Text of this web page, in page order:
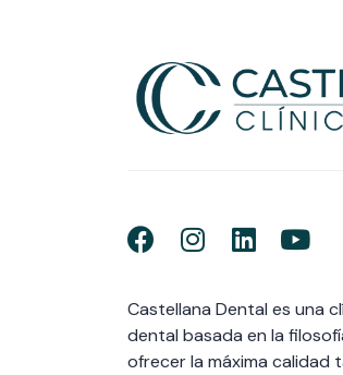
Castellana Dental es una
dental basada en la
ofrecer la máxima calidad